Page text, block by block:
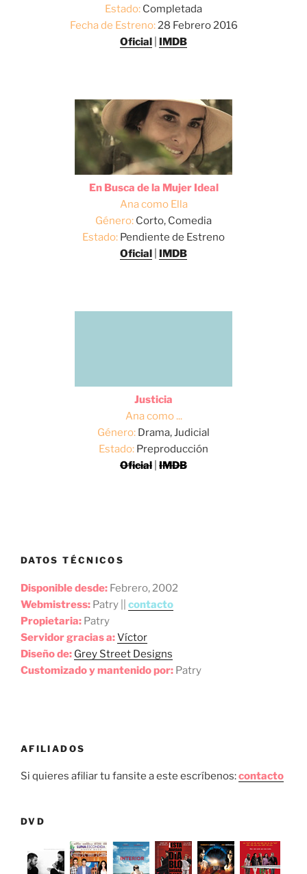
Estado: Completada
Fecha de Estreno:28 Febrero 2016
Oficial
IMDB
En Busca de la Mujer Ideal
Ana como Ella
Género: Corto, Comedia
Estado: Pendiente de Estreno
Oficial
IMDB
Justicia
Ana como ...
Género: Drama, Judicial
Estado: Preproducción
Oficial IMDB
DATOS TÉCNICOS
Disponible desde: Febrero, 2002
Webmistress: Patry || contacto
Propietaria: Patry
Servidor gracias a:Víctor
Diseño de: Grey Street Designs
Customizado y mantenido por: Patry
AFILIADOS
Si quieres afiliar tu fansite a este escríbenos:contacto
DVD